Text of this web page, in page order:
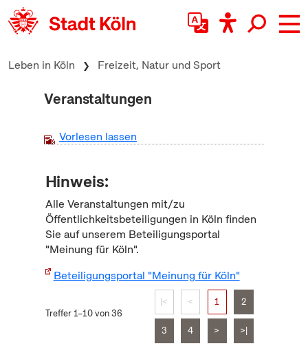
zum Inhalt springen
Leben in Köln Freizeit, Natur und Sport
Veranstaltungen
Vorlesen lassen
Hinweis:
Alle Veranstaltungen mit/zu
Öffentlichkeitsbeteiligungen in Köln finden
Sie auf unserem Beteiligungsportal
"Meinung für Köln".
Beteiligungsportal "Meinung für Köln"
Treffer 1–10 von 36
|< < 1 2
3 4 > >|